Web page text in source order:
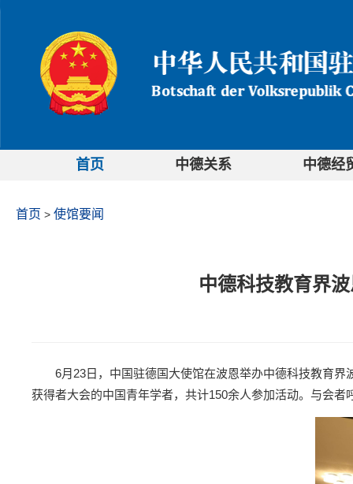
首页 中德关系 中德经
首页 > 使馆要闻
中德科技教育界
6月23日，中国驻德国大使馆在波恩举办中德科技教育
获得者大会的中国青年学者，共计150余人参加活动。与会